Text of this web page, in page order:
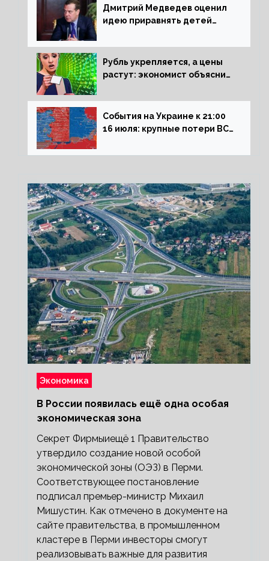
Дмитрий Медведев оценил
идею приравнять детей
Рубль укрепляется, а цены
растут: экономист объяснил
на рынок РФ
События на Украине к 21:00
16 июля: крупные потери ВСУ
обстреливает Донбасс из
Экономика
В России появилась ещё одна особая
экономическая зона
Секрет Фирмыиещё 1 Правительство
утвердило создание новой особой
экономической зоны (ОЭЗ) в Перми.
Соответствующее постановление
подписал премьер-министр Михаил
Мишустин. Как отмечено в документе на
сайте правительства, в промышленном
кластере в Перми инвесторы смогут
реализовывать важные для развития